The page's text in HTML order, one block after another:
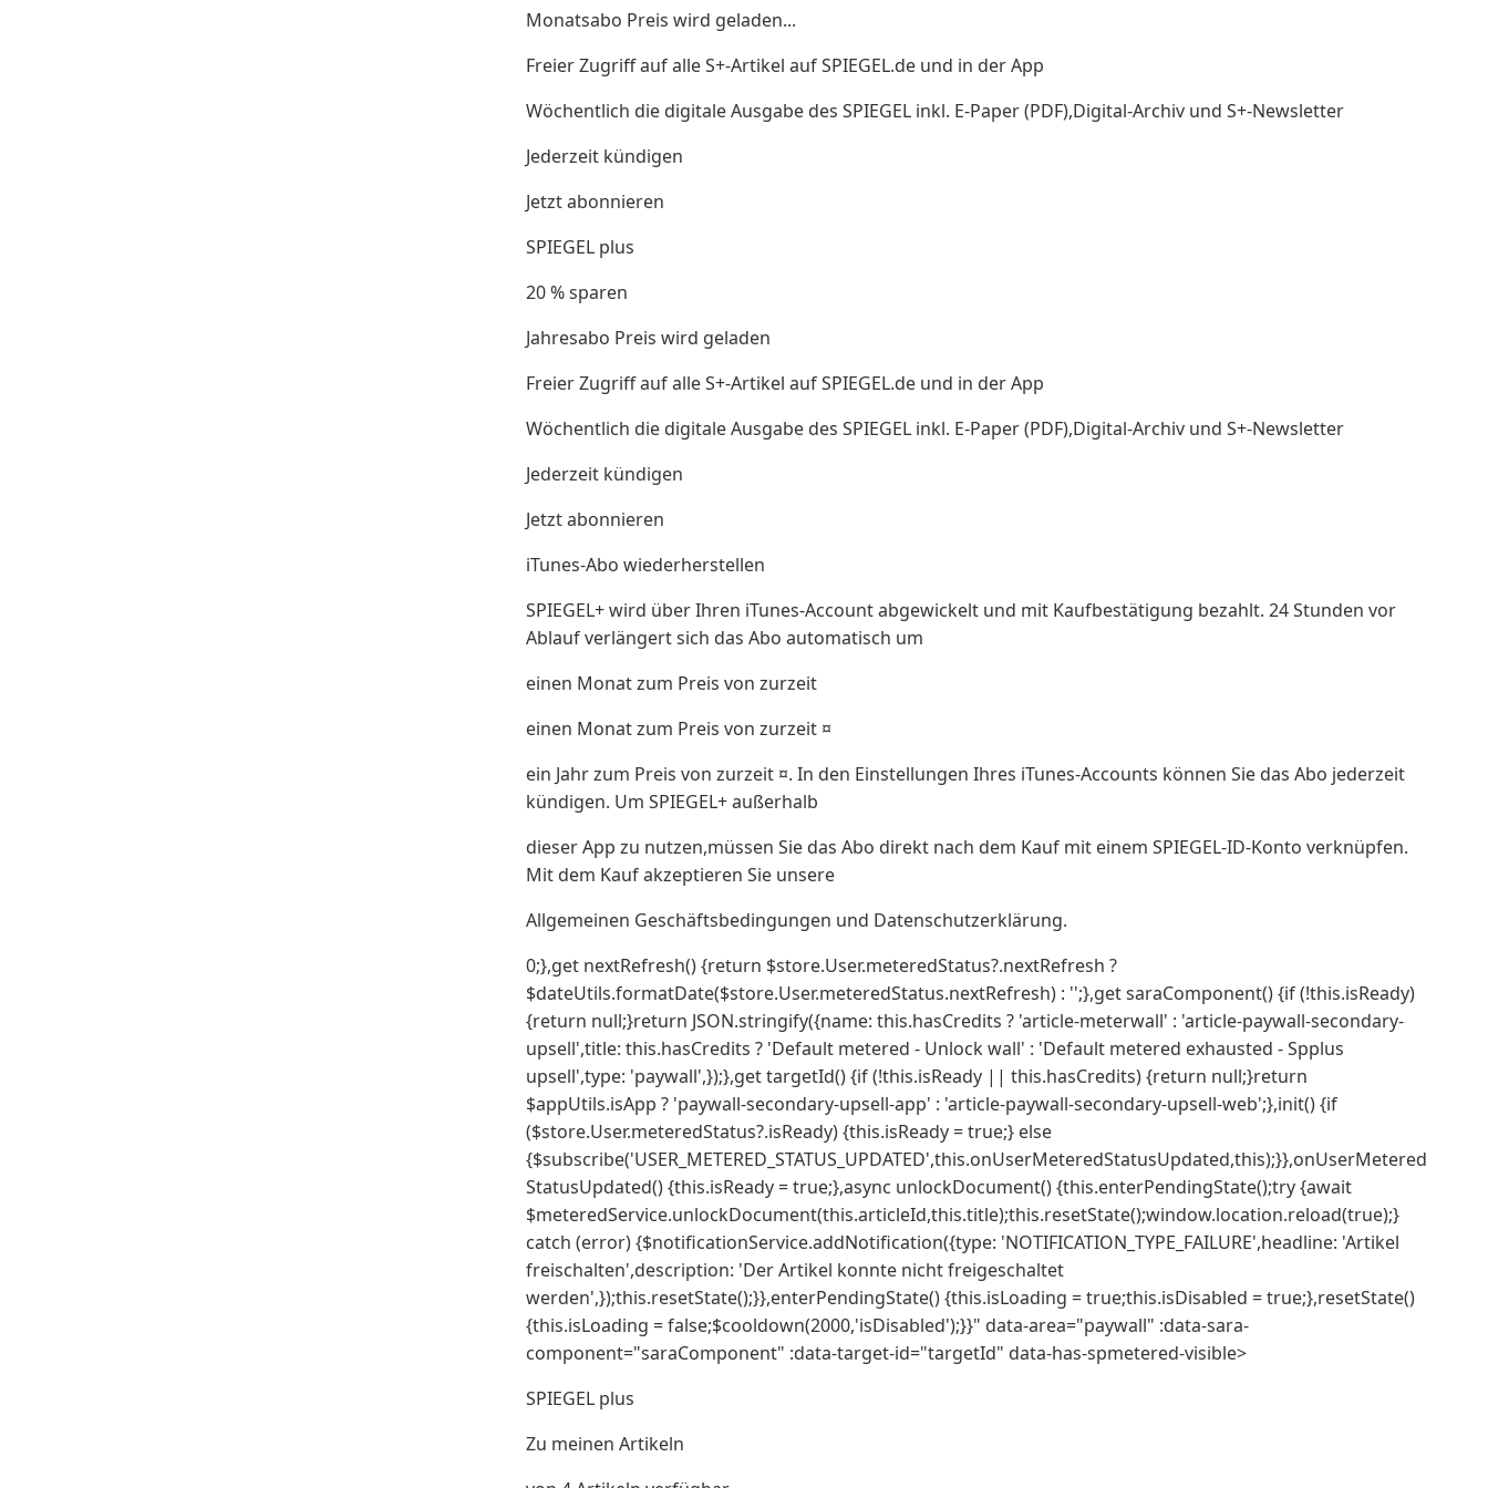
Monatsabo Preis wird geladen...
Freier Zugriff auf alle S+-Artikel auf SPIEGEL.de und in der App
Wöchentlich die digitale Ausgabe des SPIEGEL inkl. E-Paper (PDF),Digital-Archiv und S+-Newsletter
Jederzeit kündigen
Jetzt abonnieren
SPIEGEL plus
20 % sparen
Jahresabo Preis wird geladen
Freier Zugriff auf alle S+-Artikel auf SPIEGEL.de und in der App
Wöchentlich die digitale Ausgabe des SPIEGEL inkl. E-Paper (PDF),Digital-Archiv und S+-Newsletter
Jederzeit kündigen
Jetzt abonnieren
iTunes-Abo wiederherstellen
SPIEGEL+ wird über Ihren iTunes-Account abgewickelt und mit Kaufbestätigung bezahlt. 24 Stunden vor
Ablauf verlängert sich das Abo automatisch um
einen Monat zum Preis von zurzeit
einen Monat zum Preis von zurzeit ¤
ein Jahr zum Preis von zurzeit ¤. In den Einstellungen Ihres iTunes-Accounts können Sie das Abo jederzeit
kündigen. Um SPIEGEL+ außerhalb
dieser App zu nutzen,müssen Sie das Abo direkt nach dem Kauf mit einem SPIEGEL-ID-Konto verknüpfen.
Mit dem Kauf akzeptieren Sie unsere
Allgemeinen Geschäftsbedingungen und Datenschutzerklärung.
0;},get nextRefresh() {return $store.User.meteredStatus?.nextRefresh ?
$dateUtils.formatDate($store.User.meteredStatus.nextRefresh) : '';},get saraComponent() {if (!this.isReady)
{return null;}return JSON.stringify({name: this.hasCredits ? 'article-meterwall' : 'article-paywall-secondary-
upsell',title: this.hasCredits ? 'Default metered - Unlock wall' : 'Default metered exhausted - Spplus
upsell',type: 'paywall',});},get targetId() {if (!this.isReady || this.hasCredits) {return null;}return
$appUtils.isApp ? 'paywall-secondary-upsell-app' : 'article-paywall-secondary-upsell-web';},init() {if
($store.User.meteredStatus?.isReady) {this.isReady = true;} else
{$subscribe('USER_METERED_STATUS_UPDATED',this.onUserMeteredStatusUpdated,this);}},onUserMetered
StatusUpdated() {this.isReady = true;},async unlockDocument() {this.enterPendingState();try {await
$meteredService.unlockDocument(this.articleId,this.title);this.resetState();window.location.reload(true);}
catch (error) {$notificationService.addNotification({type: 'NOTIFICATION_TYPE_FAILURE',headline: 'Artikel
freischalten',description: 'Der Artikel konnte nicht freigeschaltet
werden',});this.resetState();}},enterPendingState() {this.isLoading = true;this.isDisabled = true;},resetState()
{this.isLoading = false;$cooldown(2000,'isDisabled');}}" data-area="paywall" :data-sara-
component="saraComponent" :data-target-id="targetId" data-has-spmetered-visible>
SPIEGEL plus
Zu meinen Artikeln